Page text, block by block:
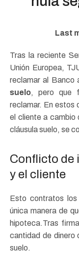
Last
Tras la reciente
Unión Europea,
reclamar al Banco
suelo, pero que
reclamar. En estos
el cliente a cambio
cláusula suelo, se
Conflicto de
y el cliente
Esto contratos
única manera de
hipoteca.Tras
cantidad de dinero
suelo.